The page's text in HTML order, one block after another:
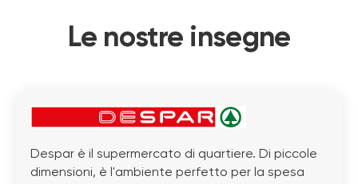
Le nostre insegne
Despar è il supermercato di quartiere. Di piccole
dimensioni, è l'ambiente perfetto per la spesa